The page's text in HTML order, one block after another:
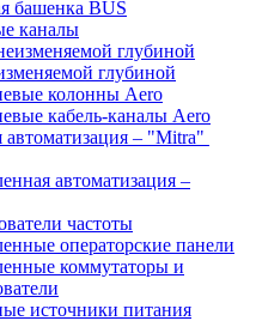
башенка BUS
каналы
глубиной
глубиной
колонны Aero
кабель-каналы Aero
– "Mitra"
автоматизация –
частоты
операторские панели
коммутаторы и
источники питания